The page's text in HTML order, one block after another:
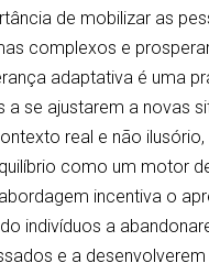
de mobilizar as
complexos e
adaptativa é uma
a se ajustarem a novas
real e não ilusório,
como um motor
incentiva o
indivíduos a
e a desenvolverem